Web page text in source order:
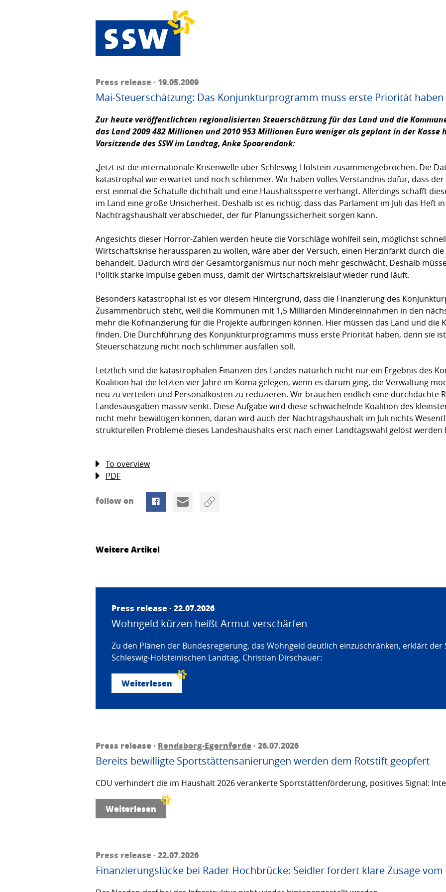
Press release · 19.05.2009
Mai-Steuerschätzung: Das Konjunkturprogramm muss erste Priorität haben
Zur heute veröffentlichten regionalisierten Steuerschätzung für das Land und die
das Land 2009 482 Millionen und 2010 953 Millionen Euro weniger als geplant in der
Vorsitzende des SSW im Landtag,Anke Spoorendonk:
„Jetzt ist die internationale Krisenwelle über Schleswig-Holstein zusammengebrochen. Die
katastrophal wie erwartet und noch schlimmer. Wir haben volles Verständnis dafür, dass
erst einmal die Schatulle dichthält und eine Haushaltssperre verhängt. Allerdings schafft
im Land eine große Unsicherheit. Deshalb ist es richtig, dass das Parlament im Juli das Heft
Nachtragshaushalt verabschiedet, der für Planungssicherheit sorgen kann.
Angesichts dieser Horror-Zahlen werden heute die Vorschläge wohlfeil sein, möglichst
Wirtschaftskrise heraussparen zu wollen, wäre aber der Versuch, einen Herzinfarkt durch
behandelt. Dadurch wird der Gesamtorganismus nur noch mehr geschwächt. Deshalb
Politik starke Impulse geben muss, damit der Wirtschaftskreislauf wieder rund läuft.
Besonders katastrophal ist es vor diesem Hintergrund, dass die Finanzierung des
Zusammenbruch steht, weil die Kommunen mit 1,5 Milliarden Mindereinnahmen in den
mehr die Kofinanzierung für die Projekte aufbringen können. Hier müssen das Land und die
finden. Die Durchführung des Konjunkturprogramms muss erste Priorität haben, denn sie
Steuerschätzung nicht noch schlimmer ausfallen soll.
Letztlich sind die katastrophalen Finanzen des Landes natürlich nicht nur ein Ergebnis des
Koalition hat die letzten vier Jahre im Koma gelegen, wenn es darum ging, die Verwaltung
neu zu verteilen und Personalkosten zu reduzieren. Wir brauchen endlich eine durchdachte
Landesausgaben massiv senkt. Diese Aufgabe wird diese schwächelnde Koalition des
nicht mehr bewältigen können, daran wird auch der Nachtragshaushalt im Juli nichts
strukturellen Probleme dieses Landeshaushalts erst nach einer Landtagswahl gelöst werden
To overview
PDF
follow on
Weitere Artikel
Press release · 22.07.2026
Wohngeld kürzen heißt Armut verschärfen
Zu den Plänen der Bundesregierung, das Wohngeld deutlich einzuschränken, erklärt der
Schleswig-Holsteinischen Landtag, Christian Dirschauer:
Weiterlesen
Press release · Rendsborg-Egernførde· 26.07.2026
Bereits bewilligte Sportstättensanierungen werden dem Rotstift geopfert
CDU verhindert die im Haushalt 2026 verankerte Sportstättenförderung, positives Signal:
Weiterlesen
Press release · 22.07.2026
Finanzierungslücke bei Rader Hochbrücke: Seidler fordert klare Zusage vom